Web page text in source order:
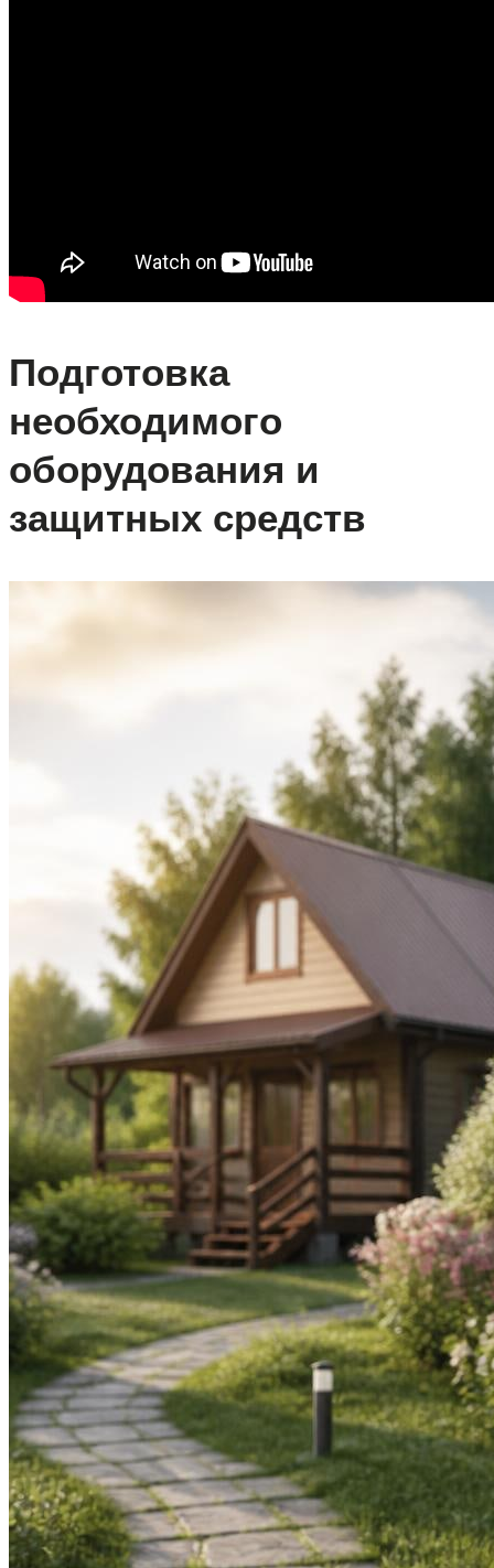
Подготовка
необходимого
оборудования и
защитных средств